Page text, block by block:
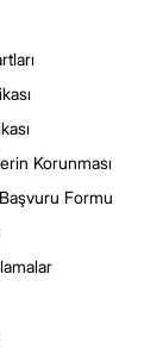
Korunması
Formu